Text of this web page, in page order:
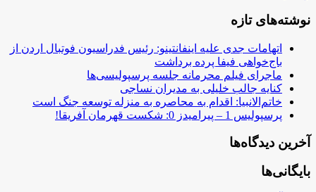
نوشته‌های تازه
اتهامات جدی علیه اینفانتینو: رئیس فدراسیون فوتبال اردن از
باج‌خواهی فیفا پرده برداشت
ماجرای فیلم محرمانه جلسه پرسپولیسی‌ها
کنایه جالب خلیلی به مدیران نساجی
خاتم‌الانبیا: اقدام به محاصره به منزله توسعه جنگ است
پرسپولیس 1 – پیرامیدز 0: شکست قهرمان آفریقا!
آخرین دیدگاه‌ها
بایگانی‌ها